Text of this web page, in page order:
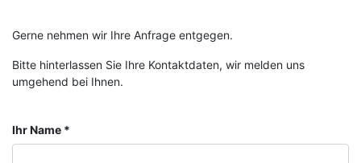
Gerne nehmen wir Ihre Anfrage entgegen.
Bitte hinterlassen Sie Ihre Kontaktdaten, wir melden uns
umgehend bei Ihnen.
Ihr Name